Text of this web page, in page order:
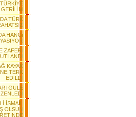
GERİLİM
TÜRK
HANGi
ZAFERİ
KAYAK
TERK
EDİLDİ
GÜLE
İSMAİL
OLSUN